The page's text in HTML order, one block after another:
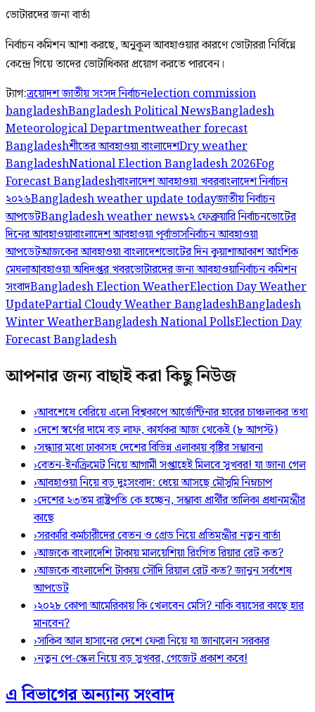
ভোটারদের জন্য বার্তা
নির্বাচন কমিশন আশা করছে, অনুকূল আবহাওয়ার কারণে ভোটাররা নির্বিঘ্নে
কেন্দ্রে গিয়ে তাদের ভোটাধিকার প্রয়োগ করতে পারবেন।
ট্যাগ:ত্রয়োদশ জাতীয় সংসদ নির্বাচনelection commission
bangladeshBangladesh Political NewsBangladesh
Meteorological Departmentweather forecast
Bangladeshশীতের আবহাওয়া বাংলাদেশDry weather
BangladeshNational Election Bangladesh 2026Fog
Forecast Bangladeshবাংলাদেশ আবহাওয়া খবরবাংলাদেশ নির্বাচন
২০২৬Bangladesh weather update todayজাতীয় নির্বাচন
আপডেটBangladesh weather news১২ ফেব্রুয়ারি নির্বাচনভোটের
দিনের আবহাওয়াবাংলাদেশ আবহাওয়া পূর্বাভাসনির্বাচন আবহাওয়া
আপডেটআজকের আবহাওয়া বাংলাদেশভোটের দিন কুয়াশাআকাশ আংশিক
মেঘলাআবহাওয়া অধিদপ্তর খবরভোটারদের জন্য আবহাওয়ানির্বাচন কমিশন
সংবাদBangladesh Election WeatherElection Day Weather
UpdatePartial Cloudy Weather BangladeshBangladesh
Winter WeatherBangladesh National PollsElection Day
Forecast Bangladesh
আপনার জন্য বাছাই করা কিছু নিউজ
›আবশেষে বেরিয়ে এলো বিশ্বকাপে আর্জেন্টিনার হারের চাঞ্চল্যকর তথ্য
›দেশে স্বর্ণের দামে বড় লাফ, কার্যকর আজ থেকেই (৮ আগস্ট)
›সন্ধ্যার মধ্যে ঢাকাসহ দেশের বিভিন্ন এলাকায় বৃষ্টির সম্ভাবনা
›বেতন-ইনক্রিমেট নিয়ে আগামী সপ্তাহেই মিলবে সুখবর! যা জানা গেল
›আবহাওয়া নিয়ে বড় দুঃসংবাদ: ধেয়ে আসছে মৌসুমি নিম্নচাপ
›দেশের ২৩তম রাষ্ট্রপতি কে হচ্ছেন, সম্ভাব্য প্রার্থীর তালিকা প্রধানমন্ত্রীর
কাছে
›সরকারি কর্মচারীদের বেতন ও গ্রেড নিয়ে প্রতিমন্ত্রীর নতুন বার্তা
›আজকে বাংলাদেশি টাকায় মালয়েশিয়া রিংগিত রিয়ার রেট কত?
›আজকে বাংলাদেশি টাকায় সৌদি রিয়াল রেট কত? জানুন সর্বশেষ
আপডেট
›২০২৮ কোপা আমেরিকায় কি খেলবেন মেসি? নাকি বয়সের কাছে হার
মানবেন?
›সাকিব আল হাসানের দেশে ফেরা নিয়ে যা জানালেন সরকার
›নতুন পে-স্কেল নিয়ে বড় সুখবর, গেজেট প্রকাশ কবে!
এ বিভাগের অন্যান্য সংবাদ